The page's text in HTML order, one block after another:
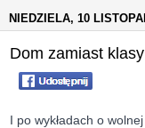
NIEDZIELA, 10
Dom zamiast klasy
I po wykładach o